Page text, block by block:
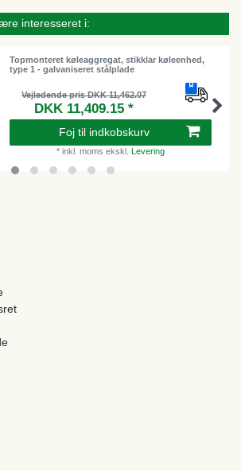
interesseret i:
Topmonteret køleaggregat, stikklar køleenhed,
type 1 - galvaniseret stålplade
Vejledende pris DKK 11,462.07
DKK 11,409.15 *
Foj til indkobskurv
* inkl. moms ekskl. Levering